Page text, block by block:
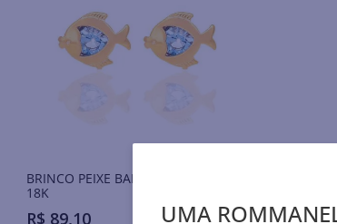
BRINCO PEIXE BANHADO A OURO
18K
R$ 89,10 R$
UMA